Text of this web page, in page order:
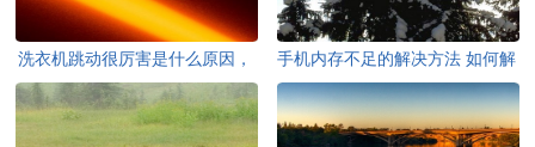
洗衣机跳动很厉害是什么原因，
洗衣机跳动很厉害是什么原因呢
手机内存不足的解决方法 如何解
决手机内存不足